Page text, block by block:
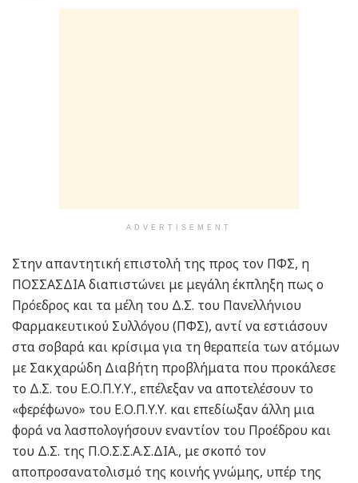
ADVERTISEMENT
Στην απαντητική επιστολή της προς τον ΠΦΣ, η
ΠΟΣΣΑΣΔΙΑ διαπιστώνει με μεγάλη έκπληξη πως ο
Πρόεδρος και τα μέλη του Δ.Σ. του Πανελλήνιου
Φαρμακευτικού Συλλόγου (ΠΦΣ), αντί να εστιάσουν
στα σοβαρά και κρίσιμα για τη θεραπεία των ατόμων
με Σακχαρώδη Διαβήτη προβλήματα που προκάλεσε
το Δ.Σ. του Ε.Ο.Π.Υ.Υ., επέλεξαν να αποτελέσουν το
«φερέφωνο» του Ε.Ο.Π.Υ.Υ. και επεδίωξαν άλλη μια
φορά να λασπολογήσουν εναντίον του Προέδρου και
του Δ.Σ. της Π.Ο.Σ.Σ.Α.Σ.ΔΙΑ., με σκοπό τον
αποπροσανατολισμό της κοινής γνώμης, υπέρ της